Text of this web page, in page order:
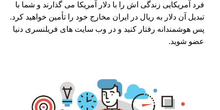
فرد آمریکایی زندگی اش را با دلار آمریکا می گذارند و شما با
تبدیل آن دلار به ریال در ایران مخارج خود را تأمین خواهید کرد.
پس هوشمندانه رفتار کنید و در وب سایت های فریلنسری دنیا
عضو شوید.